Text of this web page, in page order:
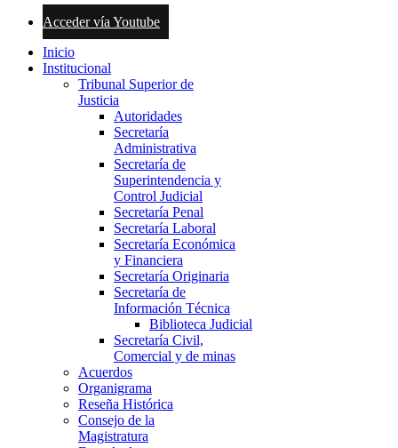
Acceder vía Youtube
Inicio
Institucional
Tribunal Superior de
Justicia
Autoridades
Secretaría
Administrativa
Secretaría de
Superintendencia y
Control Judicial
Secretaría Penal
Secretaría Laboral
Secretaría Económica
y Financiera
Secretaría Originaria
Secretaría de
Información Técnica
Biblioteca Judicial
Secretaría Civil,
Comercial y de minas
Acuerdos
Organigrama
Reseña Histórica
Consejo de la
Magistratura